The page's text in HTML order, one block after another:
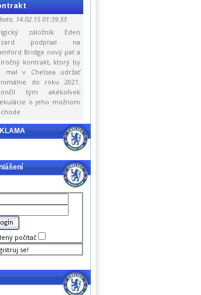
14.02.15 01:39:33
záložník Eden
podpísal na
Bridge nový päť a
kontrakt, ktorý by
mal v Chelsea udržať
do roku 2021.
tým akékoľvek
o jeho možnom
počítač
se!